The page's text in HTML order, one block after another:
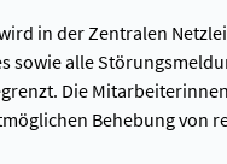
in der Zentralen
sowie alle
Die
Behebung von